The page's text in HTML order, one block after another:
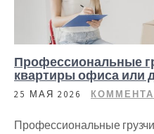
Профессиональные
квартиры офиса или
25 МАЯ 2026
Профессиональные